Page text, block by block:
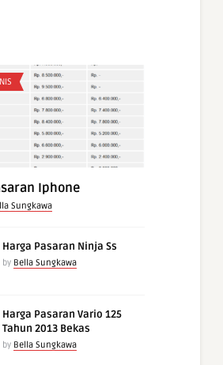
Iphone
Sungkawa
Harga Pasaran Ninja Ss
by Bella Sungkawa
Harga Pasaran Vario 125
Tahun 2013 Bekas
by Bella Sungkawa